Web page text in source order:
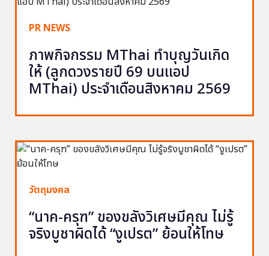
PR NEWS
ภาพกิจกรรม MThai ทำบุญวันเกิด
ให้ (ลูกดวงรายปี 69 บนแอป
MThai) ประจำเดือนสิงหาคม 2569
วัตถุมงคล
“นาค-ครุฑ” ของขลังวิเศษมีคุณ ไม่รู้
จริงบูชาผิดได้ “งูเปรต” ย้อนให้โทษ